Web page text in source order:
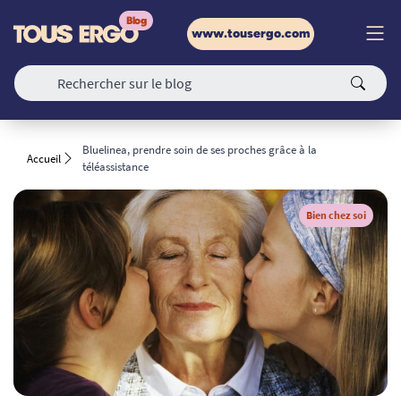
www.tousergo.com
Accueil
Bluelinea, prendre soin de ses proches grâce à la
téléassistance
Bien chez soi